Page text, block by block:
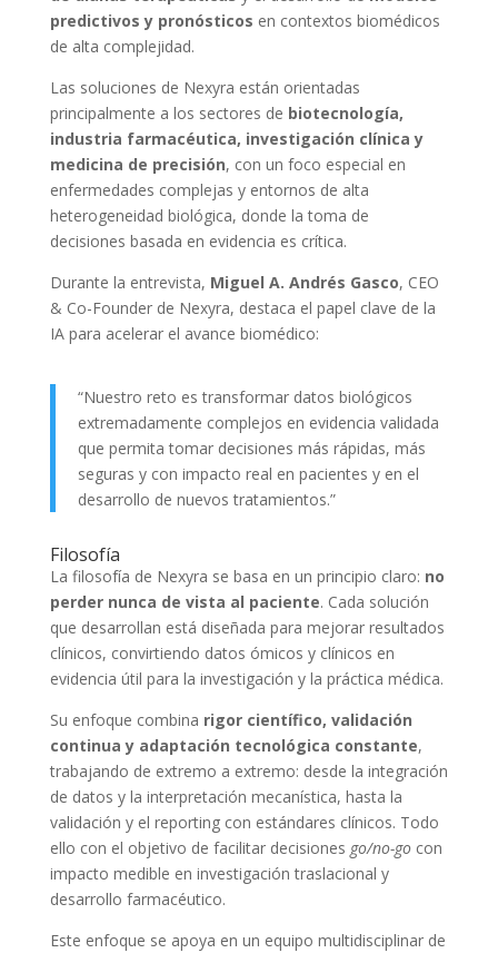
predictivos y pronósticos en contextos biomédicos
de alta complejidad.
Las soluciones de Nexyra están orientadas
principalmente a los sectores de biotecnología,
industria farmacéutica, investigación clínica y
medicina de precisión, con un foco especial en
enfermedades complejas y entornos de alta
heterogeneidad biológica, donde la toma de
decisiones basada en evidencia es crítica.
Durante la entrevista, Miguel A. Andrés Gasco, CEO
& Co-Founder de Nexyra, destaca el papel clave de la
IA para acelerar el avance biomédico:
“Nuestro reto es transformar datos biológicos
extremadamente complejos en evidencia validada
que permita tomar decisiones más rápidas, más
seguras y con impacto real en pacientes y en el
desarrollo de nuevos tratamientos.”
Filosofía
La filosofía de Nexyra se basa en un principio claro: no
perder nunca de vista al paciente. Cada solución
que desarrollan está diseñada para mejorar resultados
clínicos, convirtiendo datos ómicos y clínicos en
evidencia útil para la investigación y la práctica médica.
Su enfoque combina rigor científico, validación
continua y adaptación tecnológica constante,
trabajando de extremo a extremo: desde la integración
de datos y la interpretación mecanística, hasta la
validación y el reporting con estándares clínicos. Todo
ello con el objetivo de facilitar decisiones go/no-gocon
impacto medible en investigación traslacional y
desarrollo farmacéutico.
Este enfoque se apoya en un equipo multidisciplinar de